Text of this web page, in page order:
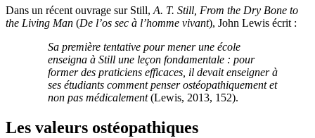
Dans un récent ouvrage sur Still, A. T. Still, From the Dry Bone to
the Living Man (De l’os sec à l’homme vivant), John Lewis écrit :
Sa première tentative pour mener une école
enseigna à Still une leçon fondamentale : pour
former des praticiens efficaces, il devait enseigner à
ses étudiants comment penser ostéopathiquement et
non pas médicalement(Lewis, 2013, 152).
Les valeurs ostéopathiques